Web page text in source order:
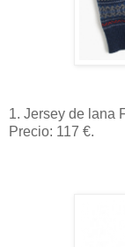
1. Jersey de lana
Precio: 117 €.